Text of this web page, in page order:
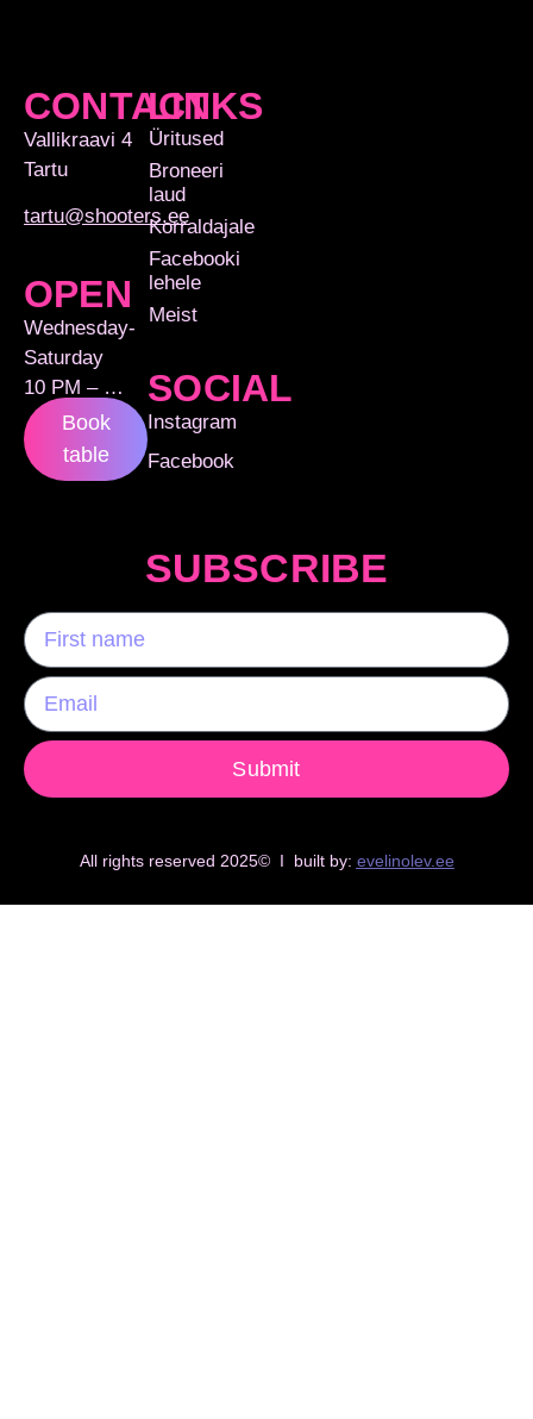
CONTACT
Vallikraavi 4
Tartu
tartu@shooters.ee
OPEN
Wednesday-
Saturday
10 PM – …
Book
table
LINKS
Üritused
Broneeri
laud
Korraldajale
Facebooki
lehele
Meist
SOCIAL
Instagram
Facebook
SUBSCRIBE
Submit
All rights reserved 2025© I built by: evelinolev.ee